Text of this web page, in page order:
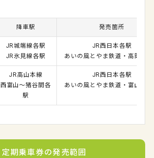
降車駅 発売箇所
JR城端線各駅
JR氷見線各駅
JR西日本各駅
あいの風とやま鉄道・高岡駅
JR高山本線
西富山～猪谷間各
駅
JR西日本各駅
あいの風とやま鉄道・富山駅
定期乗車券の発売範囲